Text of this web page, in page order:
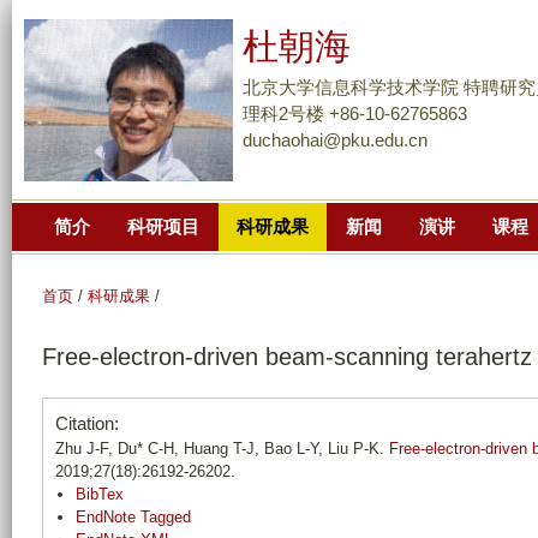
到
主
要
分
杜朝海
北京大学信息科学技术学院 特聘研
理科2号楼 +86-10-62765863
duchaohai@pku.edu.cn
简介 科研项目 科研成果 新闻 演讲 课程
首页 / 科研成果 /
Free-electron-driven beam-scanning
Citation:
Zhu J-F, Du* C-H, Huang T-J, Bao L-Y, Liu P-K. Free-electron-driven
2019;27(18):26192-26202.
BibTex
EndNote Tagged